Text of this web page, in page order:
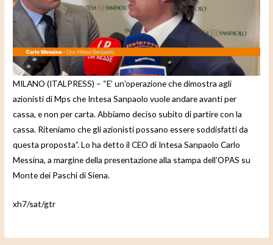
d
e
o
MILANO (ITALPRESS) – “E’ un’operazione che dimostra agli
azionisti di Mps che Intesa Sanpaolo vuole andare avanti per
cassa, e non per carta. Abbiamo deciso subito di partire con la
cassa. Riteniamo che gli azionisti possano essere soddisfatti da
questa proposta”. Lo ha detto il CEO di Intesa Sanpaolo Carlo
Messina, a margine della presentazione alla stampa dell’OPAS su
Monte dei Paschi di Siena.
xh7/sat/gtr